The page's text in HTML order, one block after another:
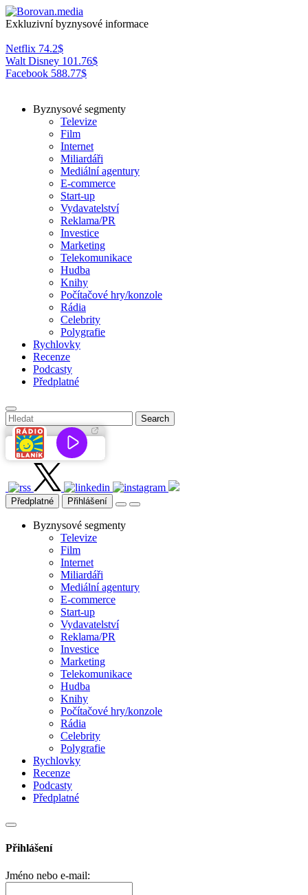
Exkluzivní byznysové informace
Netflix 74.2$
Walt Disney 101.76$
Facebook 588.77$
Byznysové segmenty
Televize
Film
Internet
Miliardáři
Mediální agentury
E-commerce
Start-up
Vydavatelství
Reklama/PR
Investice
Marketing
Telekomunikace
Hudba
Knihy
Počítačové hry/konzole
Rádia
Celebrity
Polygrafie
Rychlovky
Recenze
Podcasty
Předplatné
Předplatné Přihlášení
Byznysové segmenty
Televize
Film
Internet
Miliardáři
Mediální agentury
E-commerce
Start-up
Vydavatelství
Reklama/PR
Investice
Marketing
Telekomunikace
Hudba
Knihy
Počítačové hry/konzole
Rádia
Celebrity
Polygrafie
Rychlovky
Recenze
Podcasty
Předplatné
Přihlášení
Jméno nebo e-mail: